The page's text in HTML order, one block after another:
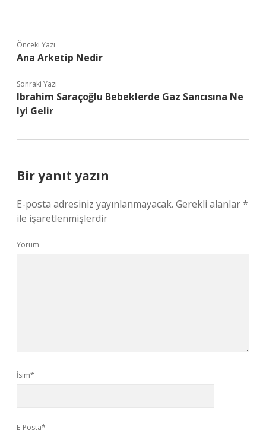
Önceki Yazı
Ana Arketip Nedir
Sonraki Yazı
Ibrahim Saraçoğlu Bebeklerde Gaz Sancısına Ne
Iyi Gelir
Bir yanıt yazın
E-posta adresiniz yayınlanmayacak. Gerekli alanlar*
ile işaretlenmişlerdir
Yorum
İsim*
E-Posta*